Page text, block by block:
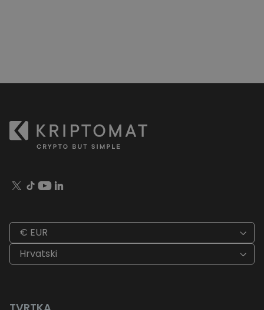
€ EUR
Hrvatski